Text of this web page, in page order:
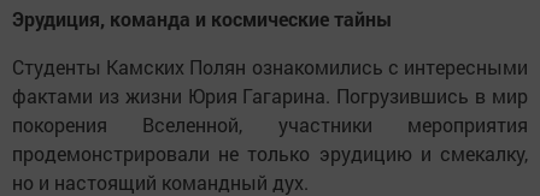
Эрудиция, команда и космические тайны
Студенты Камских Полян ознакомились с интересными
фактами из жизни Юрия Гагарина. Погрузившись в мир
покорения Вселенной, участники мероприятия
продемонстрировали не только эрудицию и смекалку,
но и настоящий командный дух.